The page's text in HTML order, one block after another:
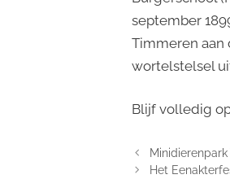
september
Timmeren aan
wortelstelsel
Blijf volledig
Het